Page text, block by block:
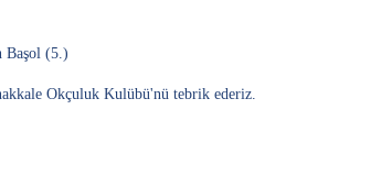
Başol (5.)
Okçuluk Kulübü'nü tebrik ederiz.